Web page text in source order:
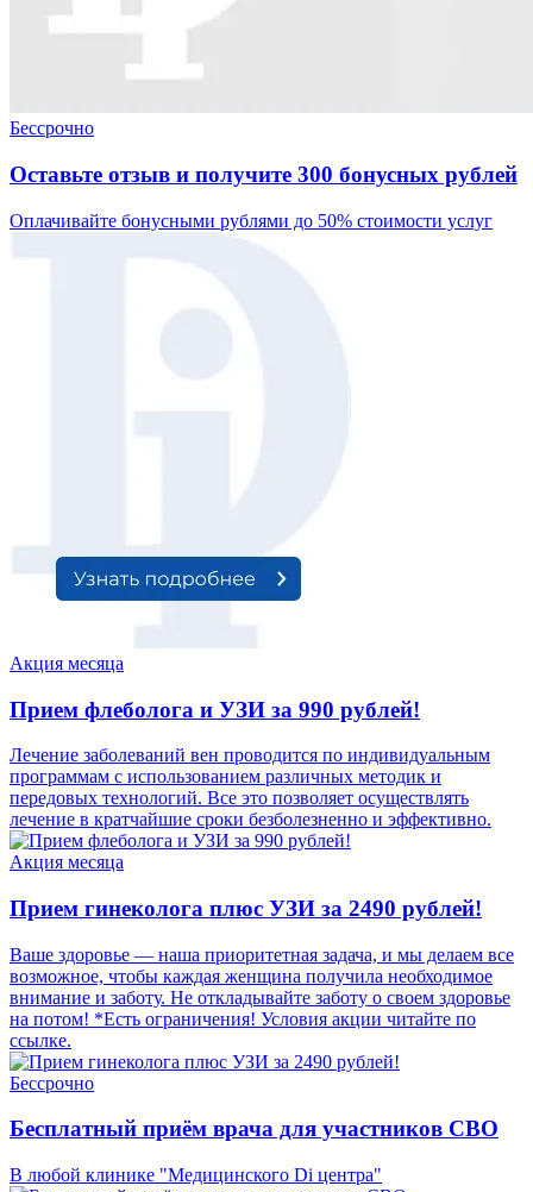
Бессрочно
Оставьте отзыв и получите 300 бонусных рублей
Оплачивайте бонусными рублями до 50% стоимости услуг
Акция месяца
Прием флеболога и УЗИ за 990 рублей!
Лечение заболеваний вен проводится по индивидуальным
программам с использованием различных методик и
передовых технологий. Все это позволяет осуществлять
лечение в кратчайшие сроки безболезненно и эффективно.
Акция месяца
Прием гинеколога плюс УЗИ за 2490 рублей!
Ваше здоровье — наша приоритетная задача, и мы делаем все
возможное, чтобы каждая женщина получила необходимое
внимание и заботу. Не откладывайте заботу о своем здоровье
на потом! *Есть ограничения! Условия акции читайте по
ссылке.
Бессрочно
Бесплатный приём врача для участников СВО
В любой клинике "Медицинского Di центра"